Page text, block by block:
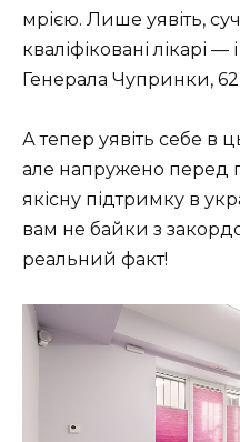
мрією. Лише уявіть,
кваліфіковані лікарі —
Генерала Чупринки,
А тепер уявіть себе в
але напружено
якісну підтримку в
вам не байки з
реальний факт!